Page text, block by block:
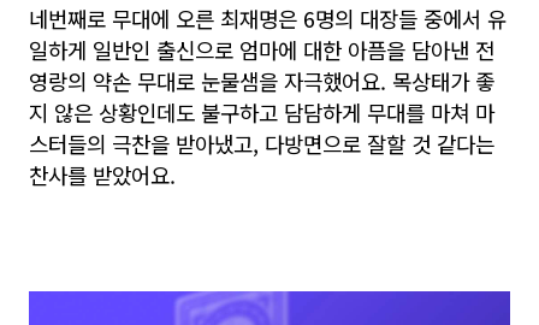
네번째로 무대에 오른 최재명은 6명의 대장들 중에서 유
일하게 일반인 출신으로 엄마에 대한 아픔을 담아낸 전
영랑의 약손 무대로 눈물샘을 자극했어요. 목상태가 좋
지 않은 상황인데도 불구하고 담담하게 무대를 마쳐 마
스터들의 극찬을 받아냈고, 다방면으로 잘할 것 같다는
찬사를 받았어요.